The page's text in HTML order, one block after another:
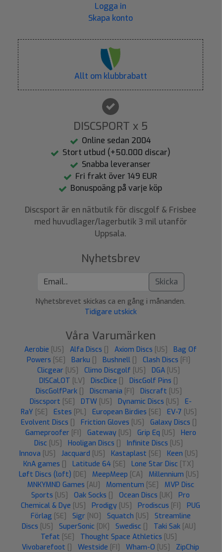
Logga in
Skapa konto
Allt om klubbrabatt
DISCSPORT x 5
Online sedan 2004
Stort utbud (+50.000 discar)
Snabba leveranser
Fri frakt över 149 EUR
Bonuspoäng på varje köp
Discsport är en nätbutik för discgolf & Frisbee
med huvudlager/lagerbutik 3 mil utanför
Uppsala.
Nyhetsbrev
Skicka
Nyhetsbrevet skickas ca en gång i månanden.
Tidigare utskick
Våra Varumärken
Aerobie [US] Alfa Discs Axiom Discs [US]
Bag Of
Powers [SE] Barku Bushnell Clash Discs [FI]
Clicgear [US] Climo Discgolf [US] DGA [US]
DISCaLOT [LV] DiscDice DiscGolf Pins
DiscGolfPark
Discmania [FI] Discraft [US]
Discsport [SE] DTW [US] Dynamic Discs [US]
E-
RaY [SE] Estes [PL] European Birdies [SE] EV-7 [US]
Evolvent Discs
Friction Gloves [US] Galaxy Discs
Gameproofer [FI] Gateway [US] Grip Eq [US]
Hero
Disc [US] Hooligan Discs Infinite Discs [US]
Innova [US] Jacquard [US] Kastaplast [SE] Keen [US]
KnA games
Latitude 64 [SE] Lone Star Disc [TX]
Løft Discs (loft) [DE] MeepMeep [CA] Millennium [US]
MNKYMND Games [AU] Momentum [SE]
MVP Disc
Sports [US] Oak Socks Ocean Discs [UK]
Pro
Chemical & Dye [US] Prodigy [US] Prodiscus [FI]
PUG
Förlag [SE] Sigr [NO] Squatch [US]
Streamline
Discs [US] SuperSonic [DK] Swedisc Taki Sak [AU]
Tefat [SE] Thought Space Athletics [US]
Vivobarefoot
Westside [FI] Wham-O [US] ZipChip